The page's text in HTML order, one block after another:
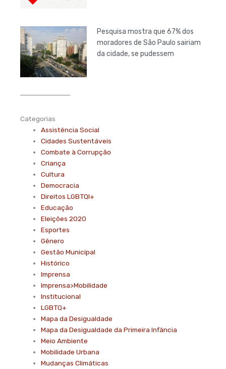
Pesquisa mostra que 67% dos
moradores de São Paulo sairiam
da cidade, se pudessem
Categorias
Assistência Social
Cidades Sustentáveis
Combate à Corrupção
Criança
Cultura
Democracia
Direitos LGBTQI+
Educação
Eleições 2020
Esportes
Gênero
Gestão Municipal
Histórico
Imprensa
Imprensa>Mobilidade
Institucional
LGBTQ+
Mapa da Desigualdade
Mapa da Desigualdade da Primeira Infância
Meio Ambiente
Mobilidade Urbana
Mudanças Climáticas